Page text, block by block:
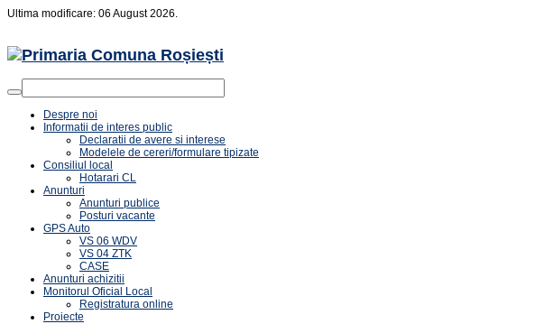
Ultima modificare: 06 August 2026.
Despre noi
Informatii de interes public
Declaratii de avere si interese
Modelele de cereri/formulare tipizate
Consiliul local
Hotarari CL
Anunturi
Anunturi publice
Posturi vacante
GPS Auto
VS 06 WDV
VS 04 ZTK
CASE
Anunturi achizitii
Monitorul Oficial Local
Registratura online
Proiecte